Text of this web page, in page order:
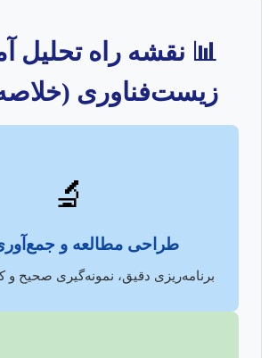
📊 نقشه راه تحلیل
زیست‌فناوری
🔬
طراحی مطالعه و
برنامه‌ریزی دقیق، نمونه‌گیری صحیح و